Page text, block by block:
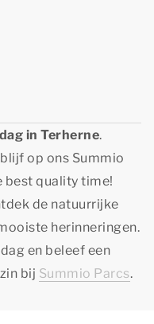
in Terherne.
op ons Summio
best quality time!
de natuurrijke
herinneringen.
en beleef een
bij Summio Parcs.